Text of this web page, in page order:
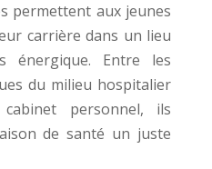
permettent aux jeunes
carrière dans un lieu
énergique. Entre les
du milieu hospitalier
personnel, ils
de santé un juste